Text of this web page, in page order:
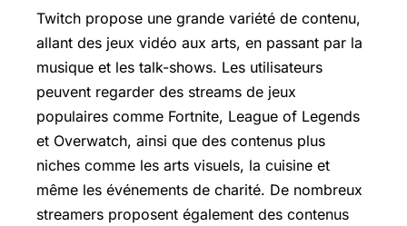
Twitch propose une grande variété de contenu,
allant des jeux vidéo aux arts, en passant par la
musique et les talk-shows. Les utilisateurs
peuvent regarder des streams de jeux
populaires comme Fortnite, League of Legends
et Overwatch, ainsi que des contenus plus
niches comme les arts visuels, la cuisine et
même les événements de charité. De nombreux
streamers proposent également des contenus